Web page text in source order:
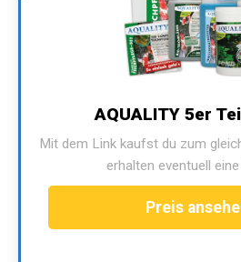
AQUALITY 5er
Mit dem Link kaufst du zum
erhalten eventuell
Preis